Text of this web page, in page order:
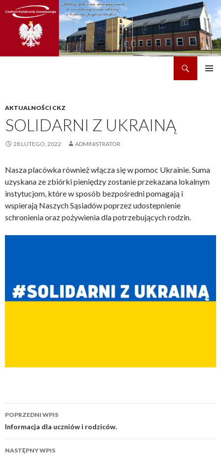
AKTUALNOŚCI CKZ
SOLIDARNI Z UKRAINĄ
28 LUTEGO, 2022 ADMINISTRATOR
Nasza placówka również włącza się w pomoc Ukrainie. Suma
uzyskana ze zbiórki pieniędzy zostanie przekazana lokalnym
instytucjom, które w sposób bezpośredni pomagają i
wspierają Naszych Sąsiadów poprzez udostepnienie
schronienia oraz pożywienia dla potrzebujących rodzin.
Nawigacja
wpisu
POPRZEDNI WPIS
Informacja dla uczniów i rodziców.
NASTĘPNY WPIS